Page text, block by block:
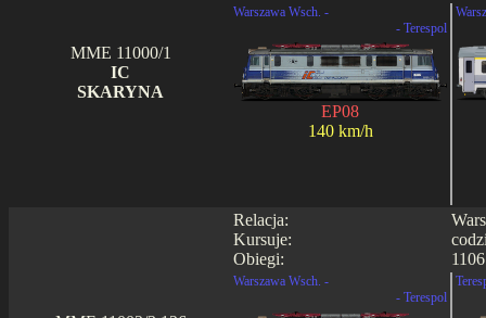
MME 11000/1
IC
SKARYNA
Warszawa Wsch. -
- Terespol
EP08
140 km/h
Relacja:
Kursuje:
Obiegi:
Warszawa Wsch. -
- Terespol